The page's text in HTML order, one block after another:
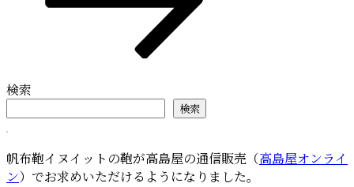
検索
検索
帆布鞄イヌイットの鞄が高島屋の通信販売（高島屋オンライ
ン）でお求めいただけるようになりました。